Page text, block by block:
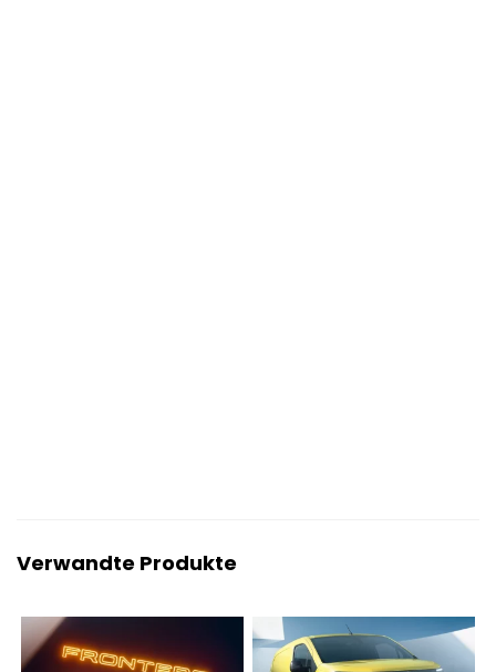
Verwandte Produkte